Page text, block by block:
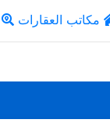
مكاتب العقارات